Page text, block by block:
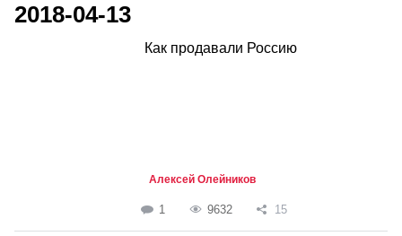
2018-04-13
Как продавали Россию
Алексей Олейников
1 9632 15